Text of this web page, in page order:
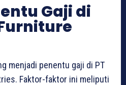
Gaji di
menjadi penentu gaji di PT
Faktor-faktor ini meliputi